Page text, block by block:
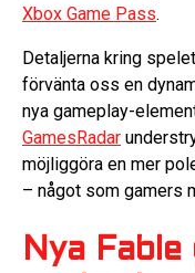
Xbox Game Pass.
Detaljerna kring
förvänta oss en
nya gameplay-
GamesRadar
möjliggöra en mer
– något som gamers
Nya Fable